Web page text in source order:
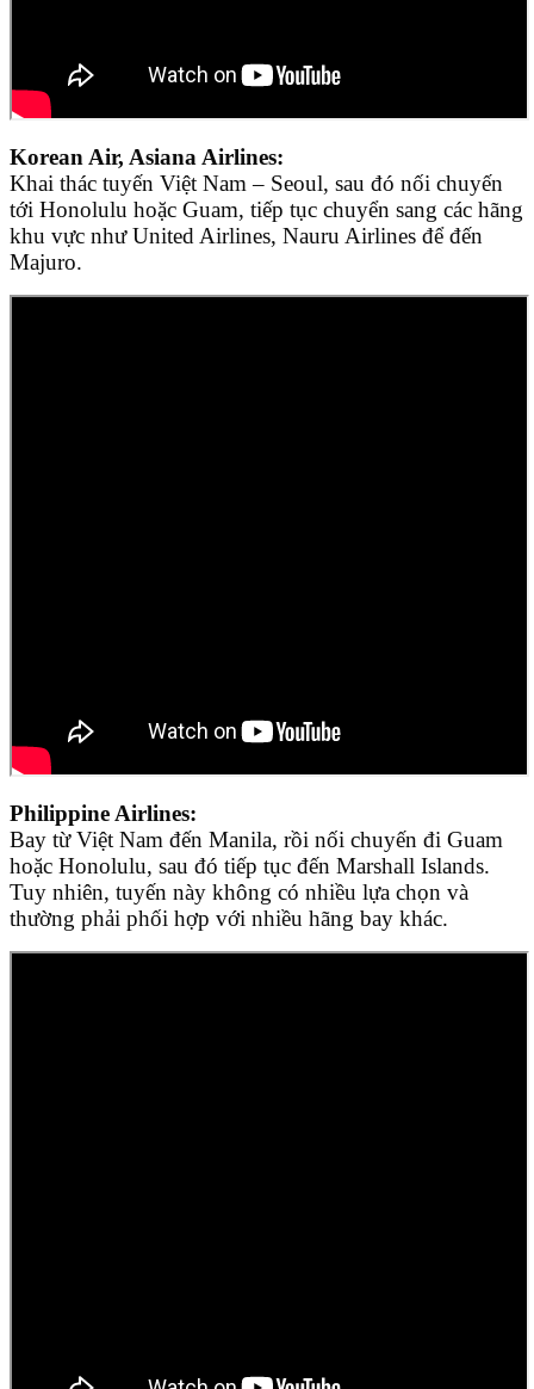
Korean Air, Asiana Airlines:
Khai thác tuyến Việt Nam – Seoul, sau đó nối chuyến
tới Honolulu hoặc Guam, tiếp tục chuyển sang các hãng
khu vực như United Airlines, Nauru Airlines để đến
Majuro.
Philippine Airlines:
Bay từ Việt Nam đến Manila, rồi nối chuyến đi Guam
hoặc Honolulu, sau đó tiếp tục đến Marshall Islands.
Tuy nhiên, tuyến này không có nhiều lựa chọn và
thường phải phối hợp với nhiều hãng bay khác.